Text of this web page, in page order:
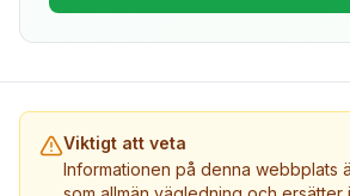
Viktigt att veta
Informationen på denna webbplats